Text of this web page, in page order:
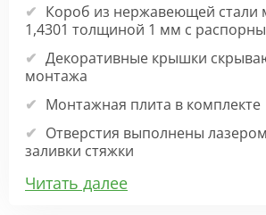
Короб из нержавеющей стали
1,4301 толщиной 1 мм с
Декоративные крышки
монтажа
Монтажная плита в комплекте
Отверстия выполнены
заливки стяжки
Прокладка под решёткой
Читать далее